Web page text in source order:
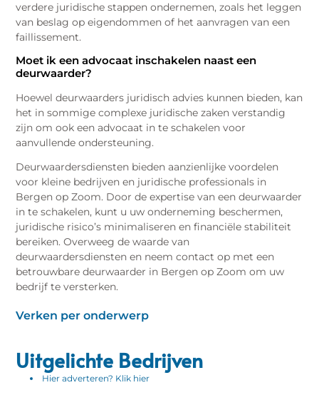
verdere juridische stappen ondernemen, zoals het leggen
van beslag op eigendommen of het aanvragen van een
faillissement.
Moet ik een advocaat inschakelen naast een
deurwaarder?
Hoewel deurwaarders juridisch advies kunnen bieden, kan
het in sommige complexe juridische zaken verstandig
zijn om ook een advocaat in te schakelen voor
aanvullende ondersteuning.
Deurwaardersdiensten bieden aanzienlijke voordelen
voor kleine bedrijven en juridische professionals in
Bergen op Zoom. Door de expertise van een deurwaarder
in te schakelen, kunt u uw onderneming beschermen,
juridische risico’s minimaliseren en financiële stabiliteit
bereiken. Overweeg de waarde van
deurwaardersdiensten en neem contact op met een
betrouwbare deurwaarder in Bergen op Zoom om uw
bedrijf te versterken.
Verken per onderwerp
Uitgelichte Bedrijven
Hier adverteren? Klik hier